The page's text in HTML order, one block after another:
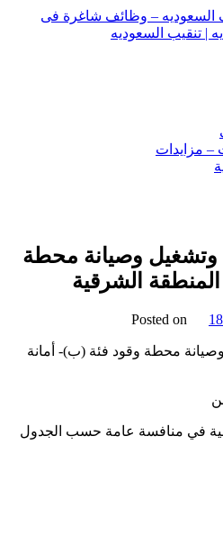
السعوديه
وصيانة محطة
الشرقية
Posted on
محطة وقود فئة (ب)- أمانة
في منافسة عامة حسب الجدول